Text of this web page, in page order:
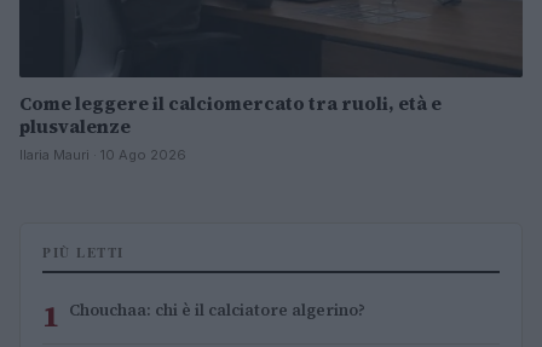
Come leggere il calciomercato tra ruoli, età e
plusvalenze
Ilaria Mauri · 10 Ago 2026
PIÙ LETTI
1 Chouchaa: chi è il calciatore algerino?